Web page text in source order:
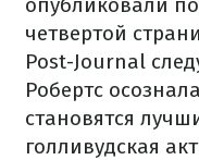
четвертой
Post-Journal
Робертс
становятся
голливудская